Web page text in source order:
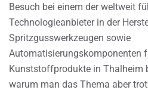
Besuch bei einem der weltweit
Technologieanbieter in der
Spritzgusswerkzeugen sowie
Automatisierungskomponenten
Kunststoffprodukte in Thalheim
warum man das Thema aber